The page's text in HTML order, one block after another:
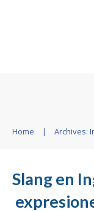
Home | Archives:
Slang en